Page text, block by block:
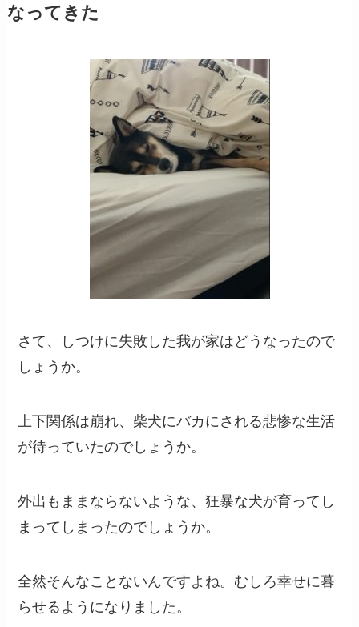
なってきた
さて、しつけに失敗した我が家はどうなったので
しょうか。
上下関係は崩れ、柴犬にバカにされる悲惨な生活
が待っていたのでしょうか。
外出もままならないような、狂暴な犬が育ってし
まってしまったのでしょうか。
全然そんなことないんですよね。むしろ幸せに暮
らせるようになりました。